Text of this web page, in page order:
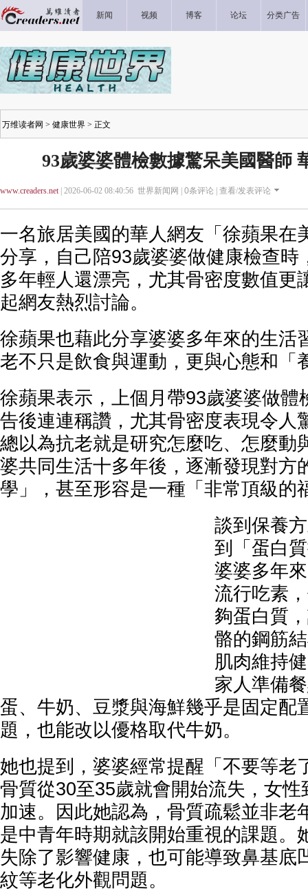
新闻 视频 博客 论坛 分类广告
万维读者网 > 健康世界 > 正文
93歲婆婆體檢數據驚呆美國醫師
www.creaders.net| 2026-06-02 08:40:56 世界新闻网 | 0条评论 | 查看/发表评论
一名旅居美國的華人網友「徐蘋果在
分享，自己陪93歲婆婆做健康檢查時
多年輕人還漂亮，尤其骨密度數值更
起網友熱烈討論。
徐蘋果也藉此分享婆婆多年來的生活
老不只是飲食與運動，更與心態和「
徐蘋果表示，上個月帶93歲婆婆做體
告後連連稱讚，尤其骨密度表現令人
總以為抗老就是研究怎麼吃、怎麼動
婆共同生活十多年後，逐漸發現對方
學」，甚至形容是一種「非常頂級的
談到保養
到「蛋白
婆婆多年
流行吃素
夠蛋白質
骼的鋼筋
肌肉維持
家人準備
蛋、牛奶、豆漿與海鮮幾乎是固定配
題，也能改以優格取代牛奶。
她也提到，婆婆經常提醒「不要等老
骨質從30至35歲就會開始流失，女
加速。因此她認為，骨質疏鬆並非老
是中青年時期就該開始重視的課題。
失除了影響健康，也可能導致鼻基底
紋等老化外觀問題。